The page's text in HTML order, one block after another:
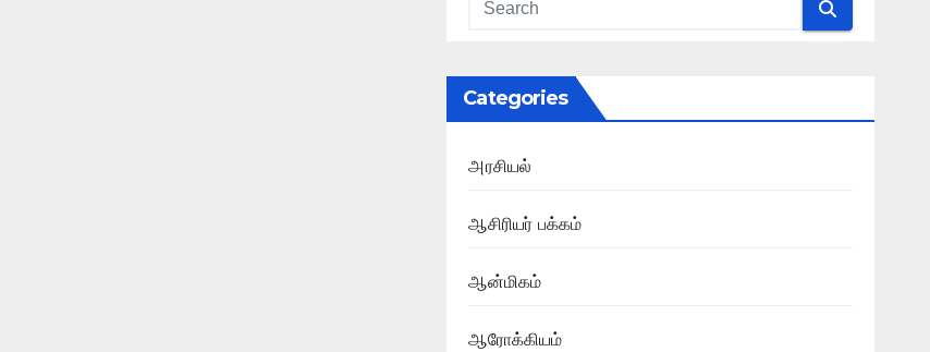
Categories
அரசியல்
ஆசிரியர் பக்கம்
ஆன்மிகம்
ஆரோக்கியம்